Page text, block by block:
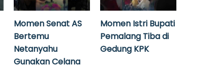
Momen Senat AS
Bertemu
Netanyahu
Gunakan Celana
Momen Istri Bupati
Pemalang Tiba di
Gedung KPK